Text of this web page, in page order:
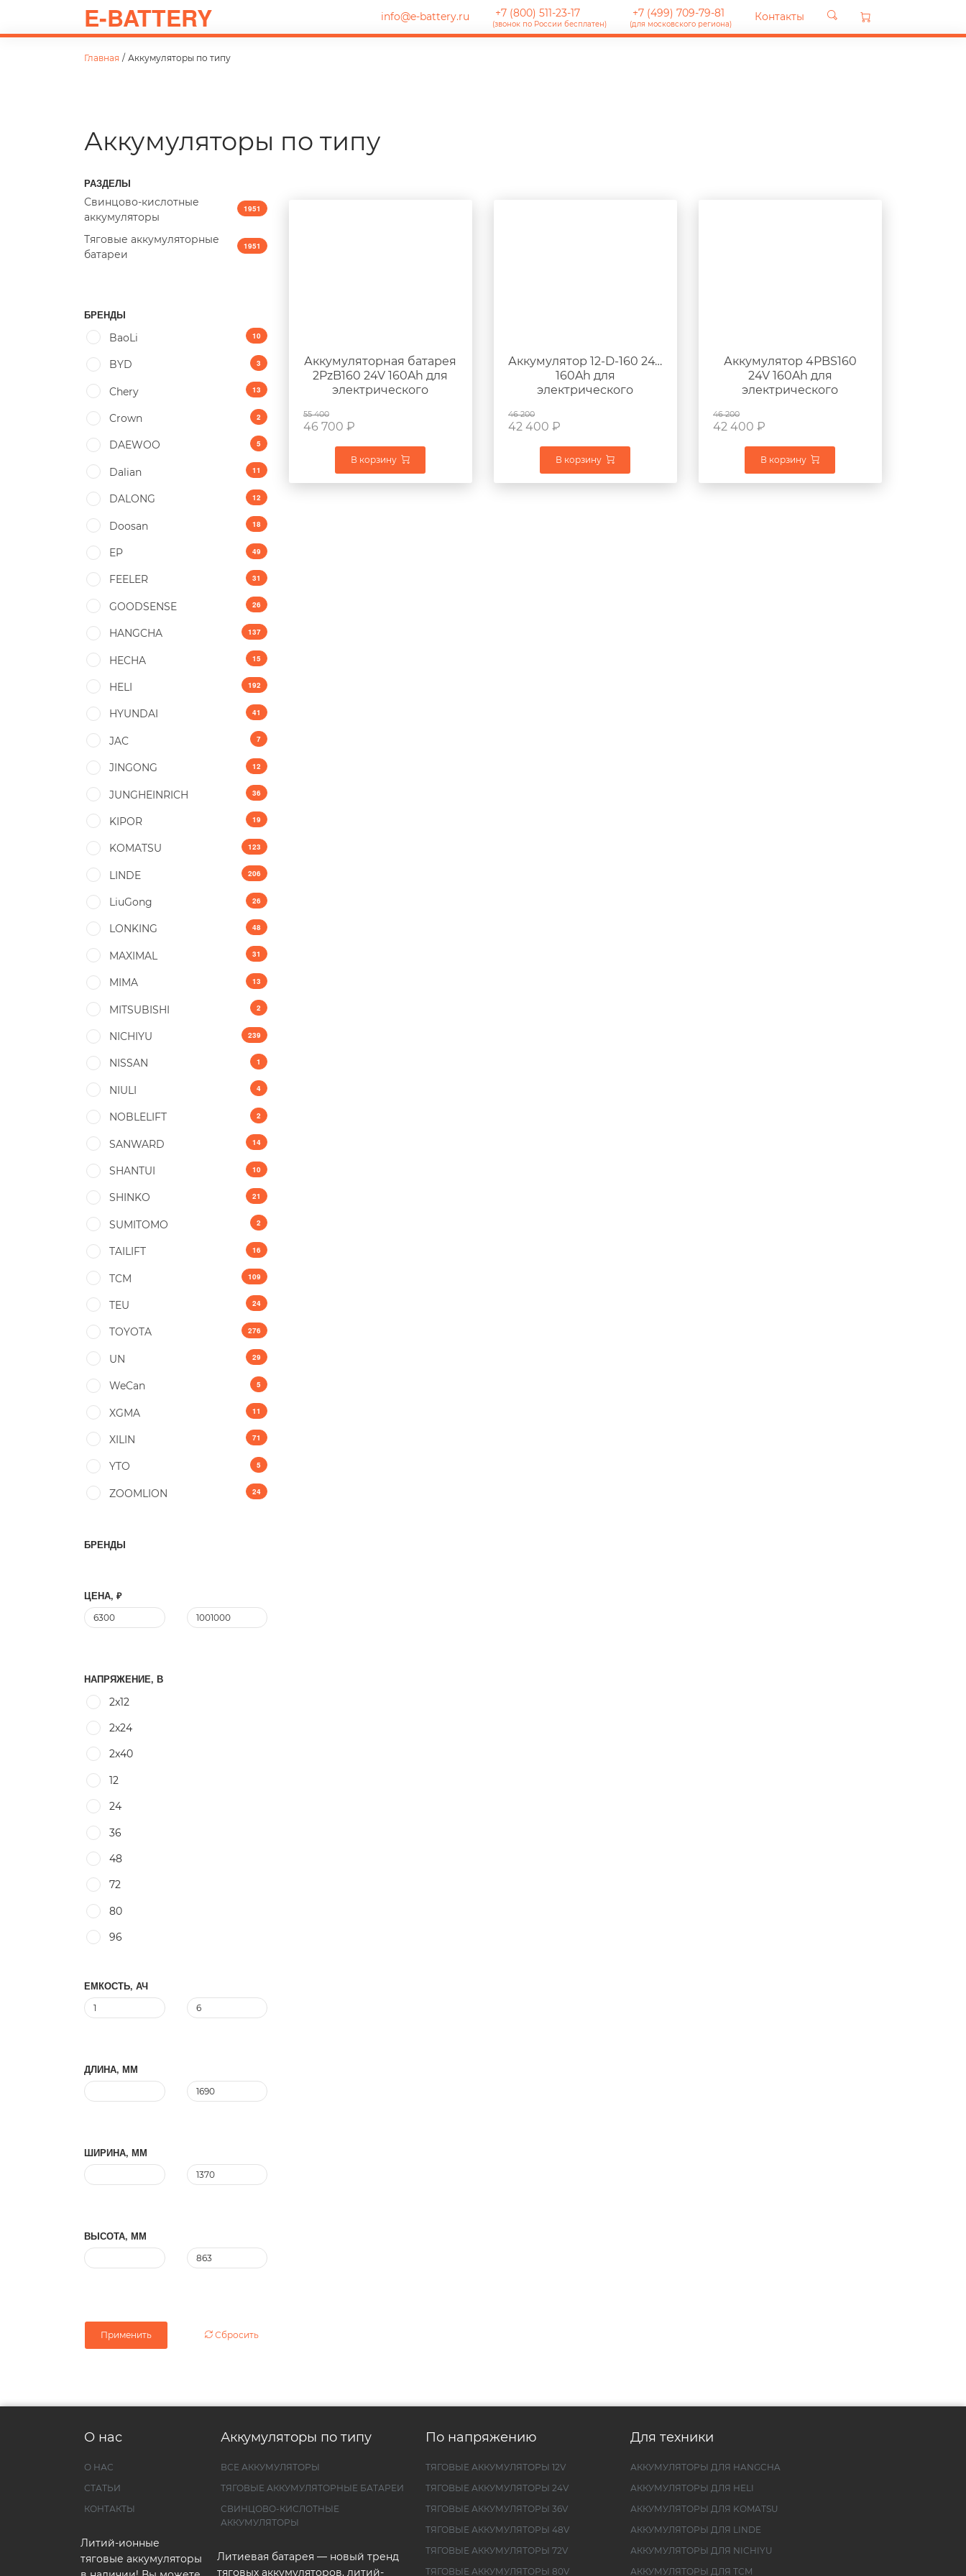
E-BATTERY info@e-battery.ru +7 (800) 511-23-17
(звонок по России бесплатен)
+7 (499) 709-79-81
(для московского региона)
Контакты
Главная / Аккумуляторы по типу
Аккумуляторы по типу
Аккумуляторная батарея
2PzB160 24V 160Ah для
электрического
LINDE T18
55 400
46 700 ₽
В корзину
Аккумулятор 12-D-160 24V
160Ah для
электрического
46 200
42 400 ₽
В корзину
Аккумулятор 4PBS160
24V 160Ah для
электрического
46 200
42 400 ₽
В корзину
РАЗДЕЛЫ
Свинцово-кислотные
аккумуляторы
1951
Тяговые аккумуляторные
батареи
1951
БРЕНДЫ
BaoLi
10
BYD 3
Chery 13
Crown 2
DAEWOO 5
Dalian 11
DALONG 12
Doosan 18
EP 49
FEELER 31
GOODSENSE 26
HANGCHA 137
HECHA 15
HELI 192
HYUNDAI 41
JAC 7
JINGONG 12
JUNGHEINRICH 36
KIPOR 19
KOMATSU 123
LINDE 206
LiuGong 26
LONKING 48
MAXIMAL 31
MIMA 13
MITSUBISHI 2
NICHIYU 239
NISSAN 1
NIULI 4
NOBLELIFT 2
SANWARD 14
SHANTUI 10
SHINKO 21
SUMITOMO 2
TAILIFT 16
TCM 109
TEU 24
TOYOTA 276
UN 29
WeCan 5
XGMA 11
XILIN 71
YTO 5
ZOOMLION 24
БРЕНДЫ
ЦЕНА, ₽
НАПРЯЖЕНИЕ, В
2x12
2x24
2x40
12
24
36
48
72
80
96
ЕМКОСТЬ, АЧ
ДЛИНА, ММ
ШИРИНА, ММ
ВЫСОТА, ММ
Применить Сбросить
О нас
О НАС
СТАТЬИ
КОНТАКТЫ
Литий-ионные
тяговые аккумуляторы
Аккумуляторы по типу
ВСЕ АККУМУЛЯТОРЫ
ТЯГОВЫЕ АККУМУЛЯТОРНЫЕ БАТАРЕИ
СВИНЦОВО-КИСЛОТНЫЕ
АККУМУЛЯТОРЫ
Литиевая батарея — новый тренд
тяговых аккумуляторов, литий-
По напряжению
ТЯГОВЫЕ АККУМУЛЯТОРЫ 12V
ТЯГОВЫЕ АККУМУЛЯТОРЫ 24V
ТЯГОВЫЕ АККУМУЛЯТОРЫ 36V
ТЯГОВЫЕ АККУМУЛЯТОРЫ 48V
ТЯГОВЫЕ АККУМУЛЯТОРЫ 72V
ТЯГОВЫЕ АККУМУЛЯТОРЫ 80V
Для техники
АККУМУЛЯТОРЫ ДЛЯ HANGCHA
АККУМУЛЯТОРЫ ДЛЯ HELI
АККУМУЛЯТОРЫ ДЛЯ KOMATSU
АККУМУЛЯТОРЫ ДЛЯ LINDE
АККУМУЛЯТОРЫ ДЛЯ NICHIYU
АККУМУЛЯТОРЫ ДЛЯ TCM